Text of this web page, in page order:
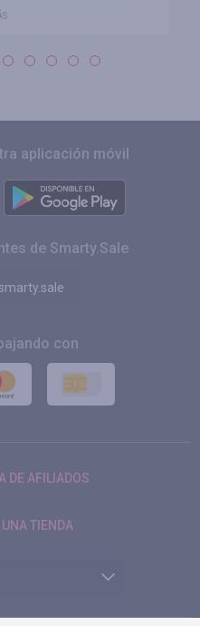
aplicación móvil
de Smarty.Sale
con
DE AFILIADOS
TIENDA